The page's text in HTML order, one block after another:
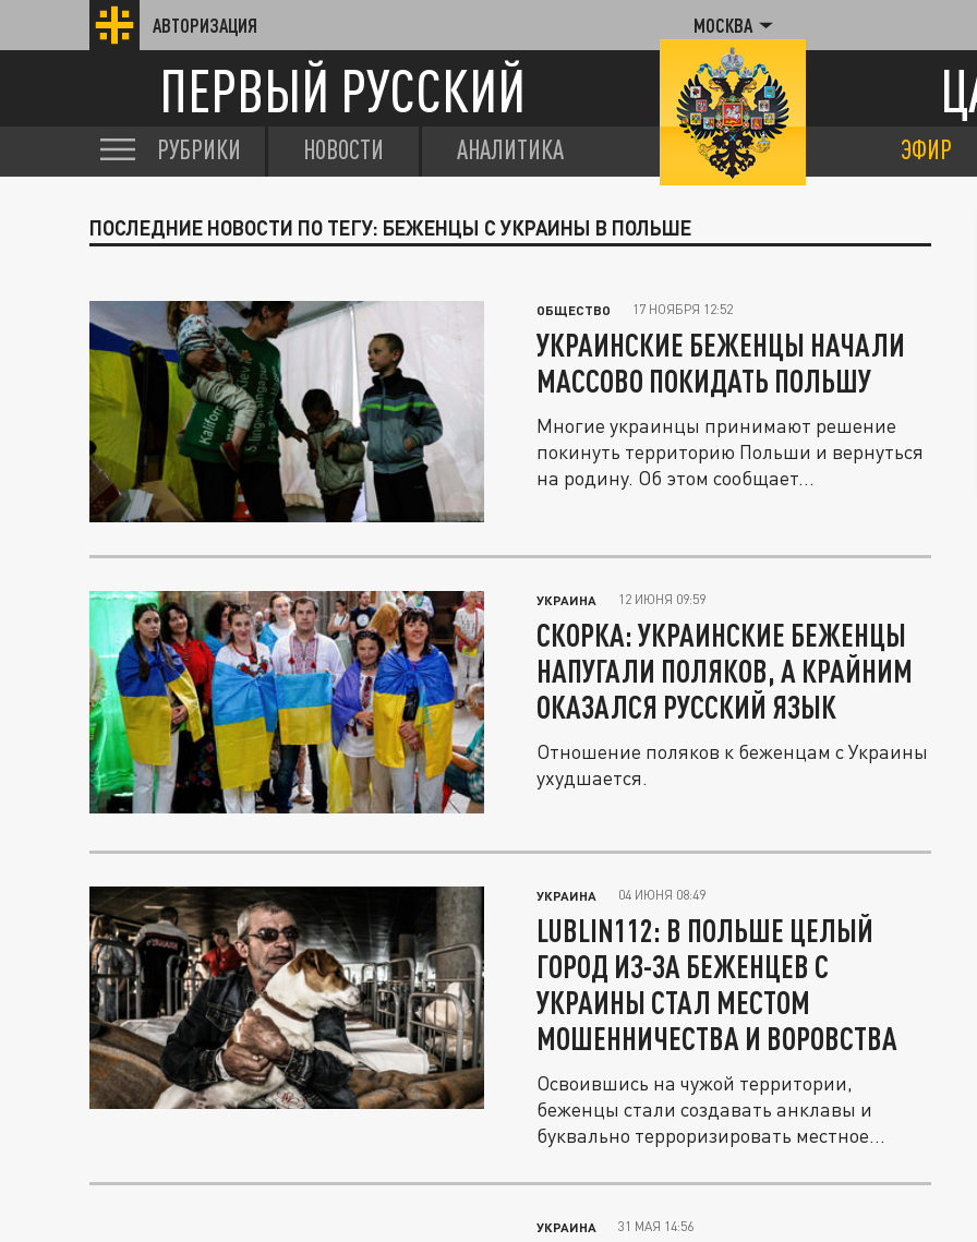
АВТОРИЗАЦИЯ МОСКВА
ПЕРВЫЙ РУССКИЙ
РУБРИКИ НОВОСТИ АНАЛИТИКА ЭФИР
ПОСЛЕДНИЕ НОВОСТИ ПО ТЕГУ: БЕЖЕНЦЫ С УКРАИНЫ В ПОЛЬШЕ
ОБЩЕСТВО 17 НОЯБРЯ 12:52
УКРАИНСКИЕ БЕЖЕНЦЫ НАЧАЛИ
МАССОВО ПОКИДАТЬ ПОЛЬШУ
Многие украинцы принимают решение
покинуть территорию Польши и вернуться
на родину. Об этом сообщает...
УКРАИНА 12 ИЮНЯ 09:59
СКОРКА: УКРАИНСКИЕ БЕЖЕНЦЫ
НАПУГАЛИ ПОЛЯКОВ, А КРАЙНИМ
ОКАЗАЛСЯ РУССКИЙ ЯЗЫК
Отношение поляков к беженцам с Украины
ухудшается.
УКРАИНА 04 ИЮНЯ 08:49
LUBLIN112: В ПОЛЬШЕ ЦЕЛЫЙ
ГОРОД ИЗ-ЗА БЕЖЕНЦЕВ С
УКРАИНЫ СТАЛ МЕСТОМ
МОШЕННИЧЕСТВА И ВОРОВСТВА
Освоившись на чужой территории,
беженцы стали создавать анклавы и
буквально терроризировать местное
УКРАИНА 31 МАЯ 14:56